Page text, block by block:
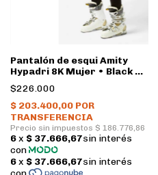
Pantalón de esqui Amity
Hypadri 8K Mujer • Black •
Surfanic
$226.000